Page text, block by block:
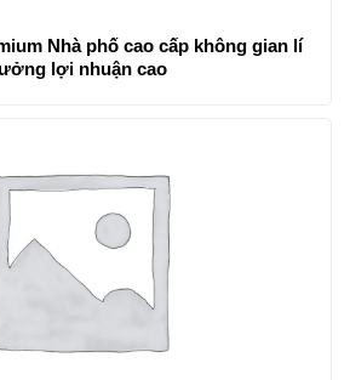
Nhà phố cao cấp không gian lí
lợi nhuận cao